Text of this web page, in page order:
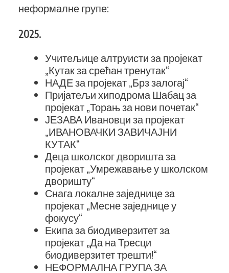
неформалне групе:
2025.
Учитељице алтруисти за пројекат
„Кутак за срећан тренутак“
НАДЕ за пројекат „Брз залогај“
Пријатељи хиподрома Шабац за
пројекат „Торањ за нови почетак“
ЈЕЗАВА Ивановци за пројекат
„ИВАНОВАЧКИ ЗАВИЧАЈНИ
КУТАК“
Деца школског дворишта за
пројекат „Умрежавање у школском
дворишту“
Снага локалне заједнице за
пројекат „Месне заједнице у
фокусу“
Екипа за биодиверзитет за
пројекат „Да на Тресци
биодиверзитет трешти!“
НЕФОРМАЛНА ГРУПА ЗА